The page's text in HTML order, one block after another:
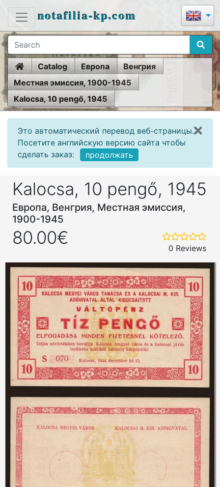
notafilia-kp.com
HomeCatalog Европа
Венгрия
Местная эмиссия, 1900-1945
Kalocsa, 10 pengő, 1945
Это автоматический перевод веб-страницы.
Посетите английскую версию сайта чтобы
сделать заказ:
продолжать
Kalocsa, 10 pengő, 1945
Европа, Венгрия, Местная эмиссия,
1900-1945
80.00€
0 Reviews